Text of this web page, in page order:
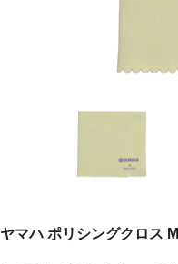
ヤマハ ポリシングクロス M